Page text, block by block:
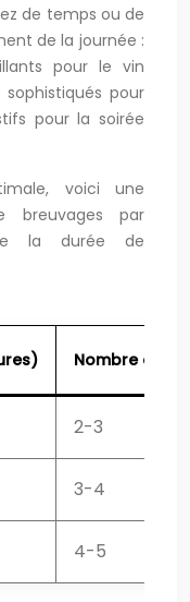
de temps ou de
de la journée :
pour le vin
sophistiqués pour
pour la soirée
voici une
breuvages par
la durée de
Nombre de
2-3
3-4
4-5